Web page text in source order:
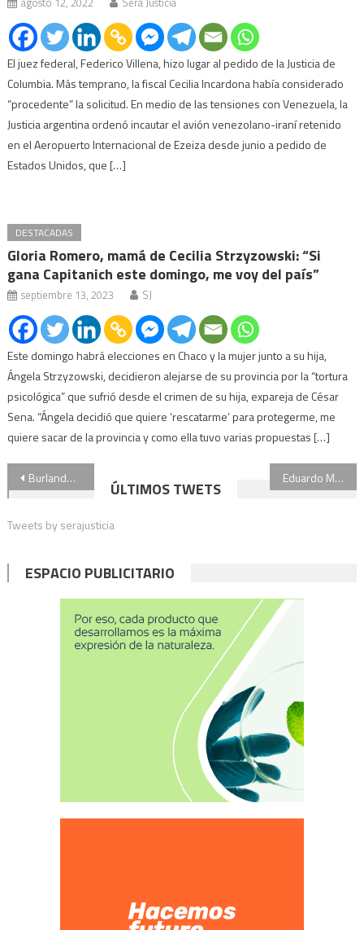
El juez federal, Federico Villena, hizo lugar al pedido de la Justicia de
Columbia. Más temprano, la fiscal Cecilia Incardona había considerado
“procedente” la solicitud. En medio de las tensiones con Venezuela, la
Justicia argentina ordenó incautar el avión venezolano-iraní retenido
en el Aeropuerto Internacional de Ezeiza desde junio a pedido de
Estados Unidos, que […]
DESTACADAS
Gloria Romero, mamá de Cecilia Strzyzowski: “Si
gana Capitanich este domingo, me voy del país”
septiembre 13, 2023 SJ
Este domingo habrá elecciones en Chaco y la mujer junto a su hija,
Ángela Strzyzowski, decidieron alejarse de su provincia por la “tortura
psicológica” que sufrió desde el crimen de su hija, expareja de César
Sena. “Ángela decidió que quiere ‘rescatarme’ para protegerme, me
quiere sacar de la provincia y como ella tuvo varias propuestas […]
Navegación
de
entradas
Burlando advirtió que pedirá la detención de la jueza Makintach si pierde sus fueros Eduardo Menem, contra la serie sobre su hermano: “Está hecha con mucha mala fe, es una basura”
ÚLTIMOS TWETS
Tweets by serajusticia
ESPACIO PUBLICITARIO